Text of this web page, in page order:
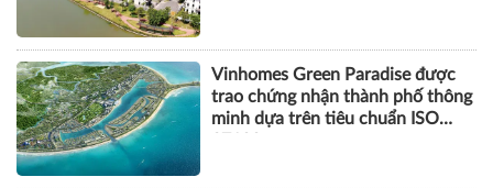
Vinhomes Green Paradise được
trao chứng nhận thành phố thông
minh dựa trên tiêu chuẩn ISO